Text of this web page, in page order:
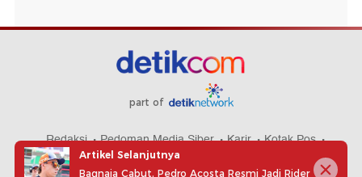
part of
Redaksi Pedoman Media Siber Karir
Kotak Pos
Info Iklan
Privacy Policy
Artikel Selanjutnya
Bagnaia Cabut, Pedro Acosta Resmi Jadi Rider